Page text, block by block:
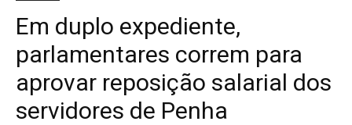
Em duplo expediente,
parlamentares correm para
aprovar reposição salarial dos
servidores de Penha